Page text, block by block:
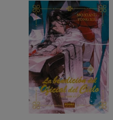
BENDICION
OFICIAL
CIELO
(EDICION
LIMITADA)